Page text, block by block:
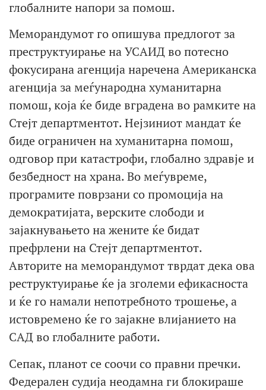
глобалните напори за помош.
Меморандумот го опишува предлогот за
преструктуирање на УСАИД во потесно
фокусирана агенција наречена Американска
агенција за меѓународна хуманитарна
помош, која ќе биде вградена во рамките на
Стејт департментот. Нејзиниот мандат ќе
биде ограничен на хуманитарна помош,
одговор при катастрофи, глобално здравје и
безбедност на храна. Во меѓувреме,
програмите поврзани со промоција на
демократијата, верските слободи и
зајакнувањето на жените ќе бидат
префрлени на Стејт департментот.
Авторите на меморандумот тврдат дека ова
реструктуирање ќе ја зголеми ефикасноста
и ќе го намали непотребното трошење, а
истовремено ќе го зајакне влијанието на
САД во глобалните работи.
Сепак, планот се соочи со правни пречки.
Федерален судија неодамна ги блокираше